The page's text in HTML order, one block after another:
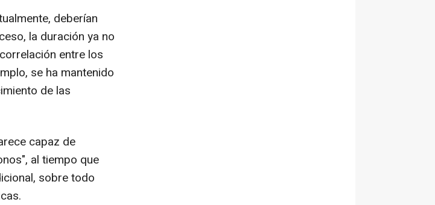
deberían
la duración ya no
entre los
se ha mantenido
de las
capaz de
al tiempo que
sobre todo